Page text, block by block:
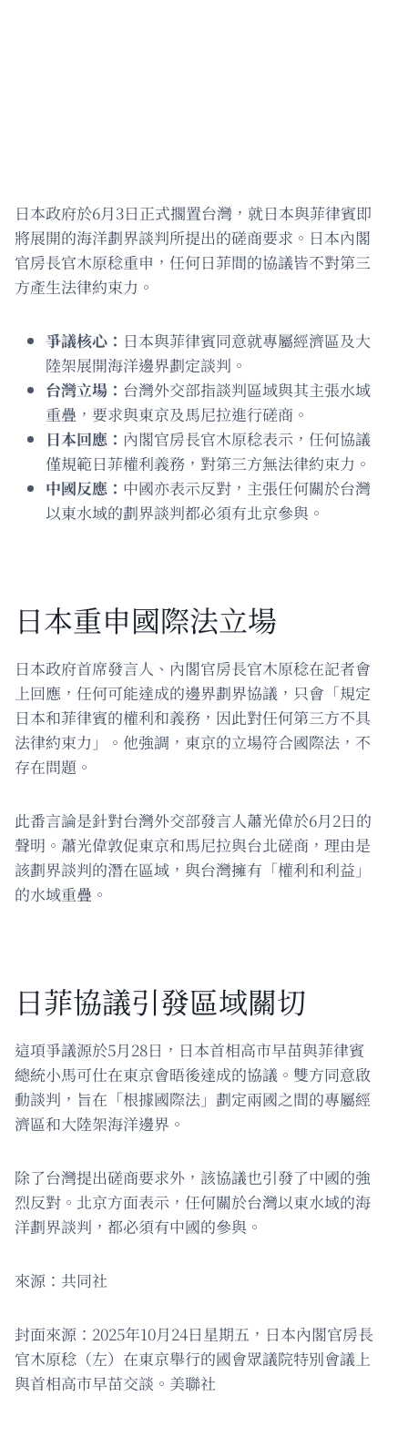
日本政府於6月3日正式擱置台灣，就日本與菲律賓即
將展開的海洋劃界談判所提出的磋商要求。日本內閣
官房長官木原稔重申，任何日菲間的協議皆不對第三
方產生法律約束力。
爭議核心： 日本與菲律賓同意就專屬經濟區及大
陸架展開海洋邊界劃定談判。
台灣立場： 台灣外交部指談判區域與其主張水域
重疊，要求與東京及馬尼拉進行磋商。
日本回應： 內閣官房長官木原稔表示，任何協議
僅規範日菲權利義務，對第三方無法律約束力。
中國反應： 中國亦表示反對，主張任何關於台灣
以東水域的劃界談判都必須有北京參與。
日本重申國際法立場
日本政府首席發言人、內閣官房長官木原稔在記者會
上回應，任何可能達成的邊界劃界協議，只會「規定
日本和菲律賓的權利和義務，因此對任何第三方不具
法律約束力」。他強調，東京的立場符合國際法，不
存在問題。
此番言論是針對台灣外交部發言人蕭光偉於6月2日的
聲明。蕭光偉敦促東京和馬尼拉與台北磋商，理由是
該劃界談判的潛在區域，與台灣擁有「權利和利益」
的水域重疊。
日菲協議引發區域關切
這項爭議源於5月28日，日本首相高市早苗與菲律賓
總統小馬可仕在東京會晤後達成的協議。雙方同意啟
動談判，旨在「根據國際法」劃定兩國之間的專屬經
濟區和大陸架海洋邊界。
除了台灣提出磋商要求外，該協議也引發了中國的強
烈反對。北京方面表示，任何關於台灣以東水域的海
洋劃界談判，都必須有中國的參與。
來源：共同社
封面來源：2025年10月24日星期五，日本內閣官房長
官木原稔（左）在東京舉行的國會眾議院特別會議上
與首相高市早苗交談。美聯社